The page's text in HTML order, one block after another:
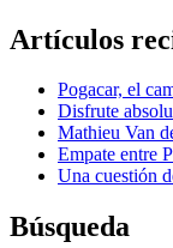
Artículos
Pogacar, el
Disfrute
Mathieu Van
Empate entre
Una cuestión
Búsqueda